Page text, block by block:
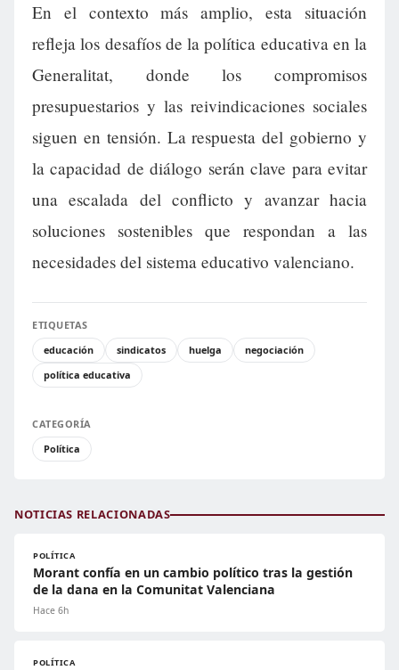
En el contexto más amplio, esta situación
refleja los desafíos de la política educativa en la
Generalitat, donde los compromisos
presupuestarios y las reivindicaciones sociales
siguen en tensión. La respuesta del gobierno y
la capacidad de diálogo serán clave para evitar
una escalada del conflicto y avanzar hacia
soluciones sostenibles que respondan a las
necesidades del sistema educativo valenciano.
ETIQUETAS
educación
sindicatos huelga
negociación
política educativa
CATEGORÍA
Política
NOTICIAS RELACIONADAS
POLÍTICA
Morant confía en un cambio político tras la gestión
de la dana en la Comunitat Valenciana
Hace 6h
POLÍTICA